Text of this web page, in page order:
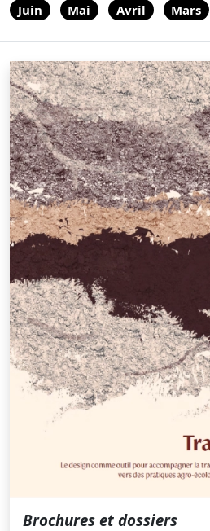
Juin
Mai Avril Mars
Brochures et dossiers